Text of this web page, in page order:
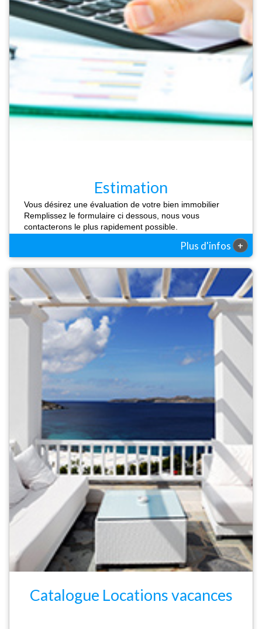
Estimation
Vous désirez une évaluation de votre bien immobilier
Remplissez le formulaire ci dessous, nous vous
contacterons le plus rapidement possible.
Plus d'infos +
Catalogue Locations vacances